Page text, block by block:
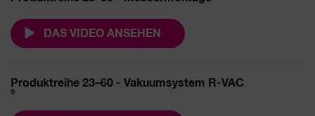
DAS VIDEO ANSEHEN
Produktreihe 23–60 - Vakuumsystem R-VAC
®